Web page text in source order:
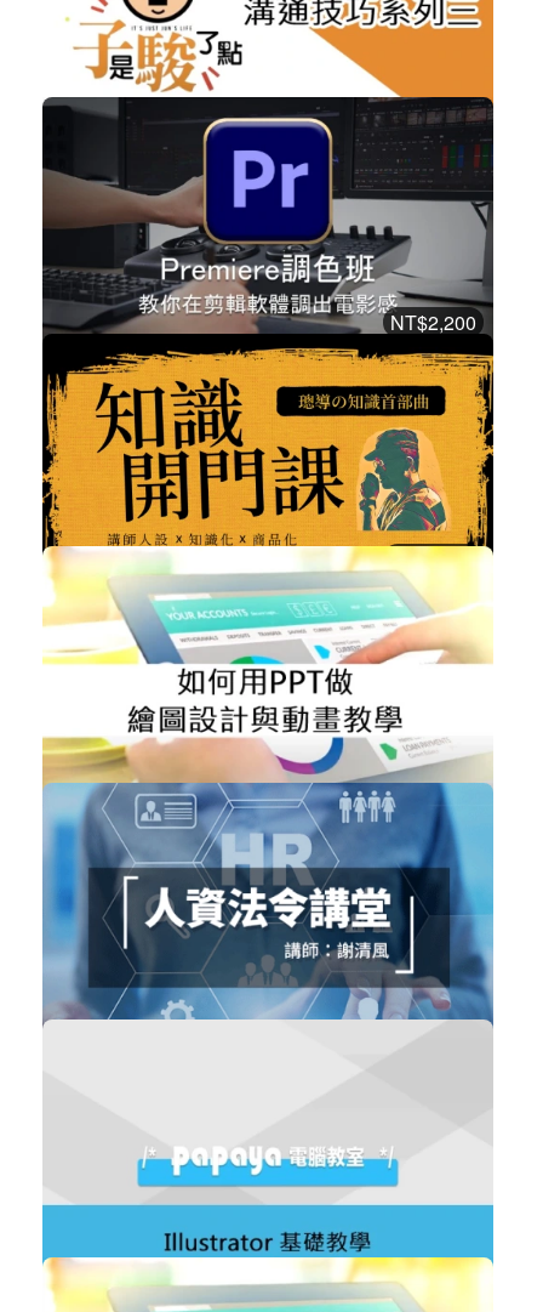
2809
免費
溝通技巧系列三
立即加入
購買後有效期限：課程下架時
2751
NT$2,200
『講座』Premiere調色課程-教你在剪...
設計工具 加入購物車
購買後有效期限：課程下架時
2728
NT$1,000
知識開門課
加入購物車
購買後有效期限：課程下架時
2708
免費
如何用PPT做繪圖設計與動畫教學
立即加入
購買後有效期限：課程下架時
2698
購買後有效期限：課程下架時
2612
免費